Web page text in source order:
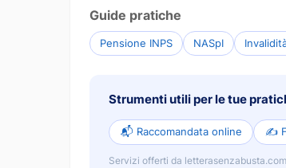
Guide pratiche
Pensione INPS NASpI
Strumenti utili per le tue
📬 Raccomandata online ✍️
Servizi offerti da letterasenzabusta.com